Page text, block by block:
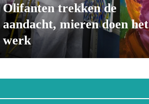
Olifanten trekken de
aandacht, mieren doen het
werk